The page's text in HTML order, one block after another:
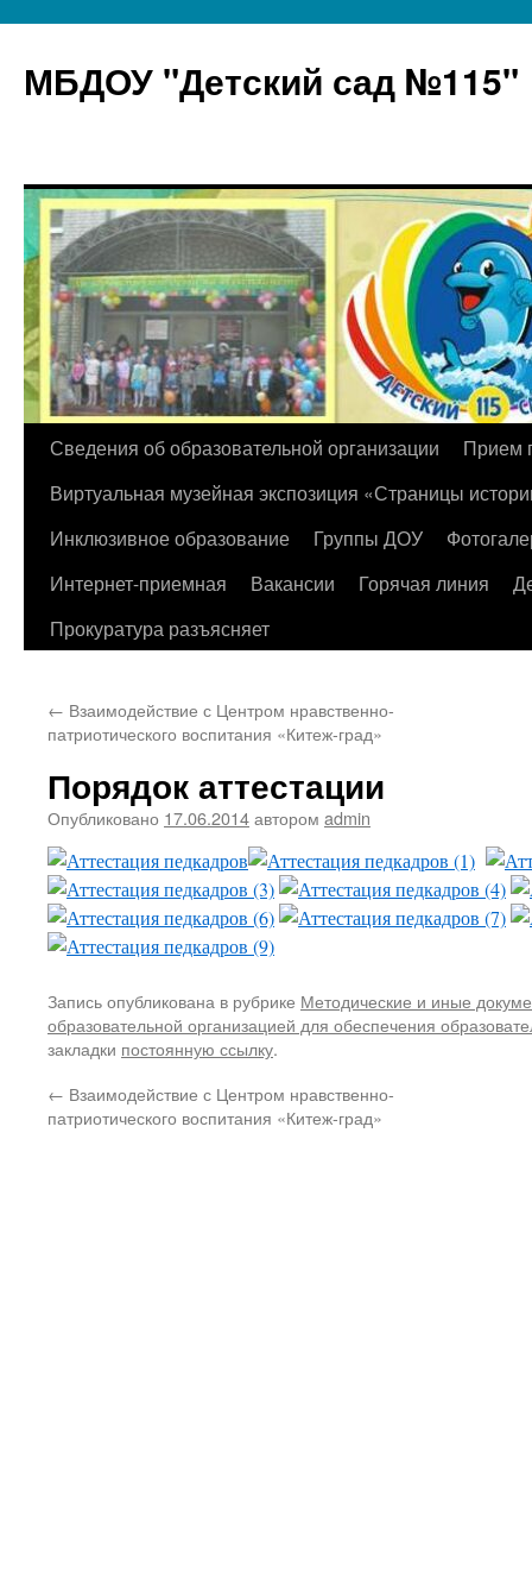
МБДОУ "Детский сад №115"
Перейти
содержимому
Сведения об образовательной организации
Прием
Виртуальная музейная экспозиция «Страницы
Инклюзивное образование
Группы ДОУ
Интернет-приемная
Вакансии Горячая линия
Прокуратура разъясняет
← Взаимодействие с Центром нравственно-
патриотического воспитания «Китеж-град»
Порядок аттестации
Опубликовано 17.06.2014автором admin
Запись опубликована в рубрике Методические и иные
образовательной организацией для обеспечения
закладки постоянную ссылку.
← Взаимодействие с Центром нравственно-
патриотического воспитания «Китеж-град»